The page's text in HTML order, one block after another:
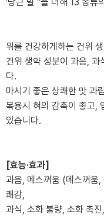
'당근 말 "을 더해 13 종류
위를 건강하게하는 건위
건위 생약 성분이 과음, 과
다.
마시기 좋은 상쾌한 맛 과
복용시 혀의 감촉이 좋고,
있습니다.
[효능·효과]
과음, 메스꺼움 (메스꺼움
쾌감,
과식, 소화 불량, 소화 촉